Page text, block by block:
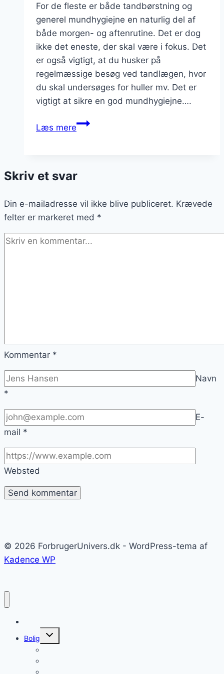
For de fleste er både tandbørstning og
generel mundhygiejne en naturlig del af
både morgen- og aftenrutine. Det er dog
ikke det eneste, der skal være i fokus. Det
er også vigtigt, at du husker på
regelmæssige besøg ved tandlægen, hvor
du skal undersøges for huller mv. Det er
vigtigt at sikre en god mundhygiejne….
Læs mereGode
bedre
Skriv et svar
Din e-mailadresse vil ikke blive publiceret. Krævede
felter er markeret med *
Kommentar *
Navn
*
E-
mail *
Websted
© 2026 ForbrugerUnivers.dk - WordPress-tema af
Kadence WP
Bolig
Skift